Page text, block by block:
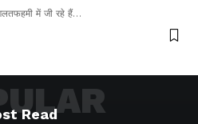
में जी रहे हैं…
Read